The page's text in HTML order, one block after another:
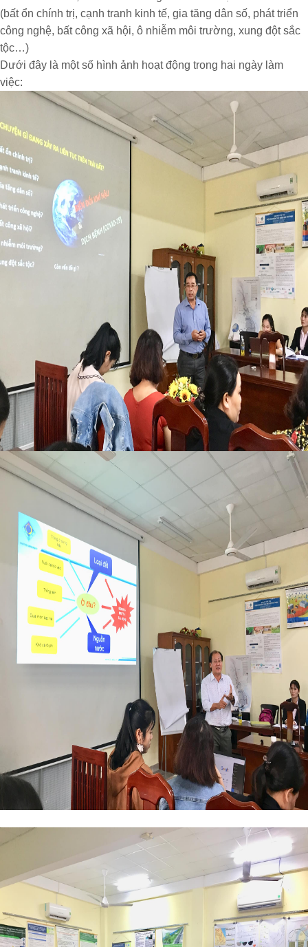
(bất ổn chính trị, cạnh tranh kinh tế, gia tăng dân số, phát triển
công nghệ, bất công xã hội, ô nhiễm môi trường, xung đột sắc
tộc…)
Dưới đây là một số hình ảnh hoạt động trong hai ngày làm
việc: